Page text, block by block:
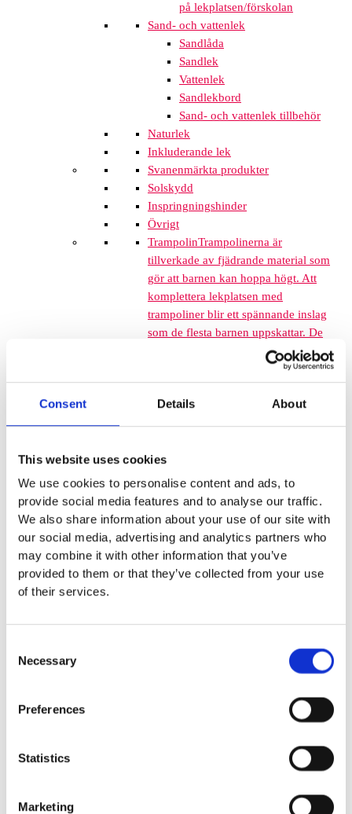
Consent Details About
This website uses cookies
We use cookies to personalise content and ads, to
provide social media features and to analyse our traffic.
We also share information about your use of our site with
our social media, advertising and analytics partners who
may combine it with other information that you’ve
provided to them or that they’ve collected from your use
of their services.
Selection
Necessary
Preferences
Statistics
Marketing
på lekplatsen/förskolan
Sand- och vattenlek
Sandlåda
Sandlek
Vattenlek
Sandlekbord
Sand- och vattenlek tillbehör
Naturlek
Inkluderande lek
Svanenmärkta produkter
Solskydd
Inspringningshinder
Övrigt
TrampolinTrampolinerna är
tillverkade av fjädrande material som
gör att barnen kan hoppa högt. Att
komplettera lekplatsen med
trampoliner blir ett spännande inslag
som de flesta barnen uppskattar. De
tar inte mycket plats och de fälls ner
i marken så de kan med fördel
monteras mellan lekplatsutrustning
där det finns lediga ytor. När barnen
springer mellan klätterställningar och
Fallskyddsmattor
Euroflex fallskyddsmatta 30
mm - för fallhöjd till och med
1 meter
Euroflex fallskyddsmatta 40
mm - för fallhöjd 1,2 meter
Euroflex fallskyddsmatta 50
mm – för fallhöjd 1,7 meter
mm - för fallhöjd 2,1 meter
Euroflex fallskyddsmatta 80
mm - för fallhöjd 2,4 meter
Euroflex fallskyddsmatta 90
Nordic rubber safe tiles 40
Nordic rubber safe tiles 55